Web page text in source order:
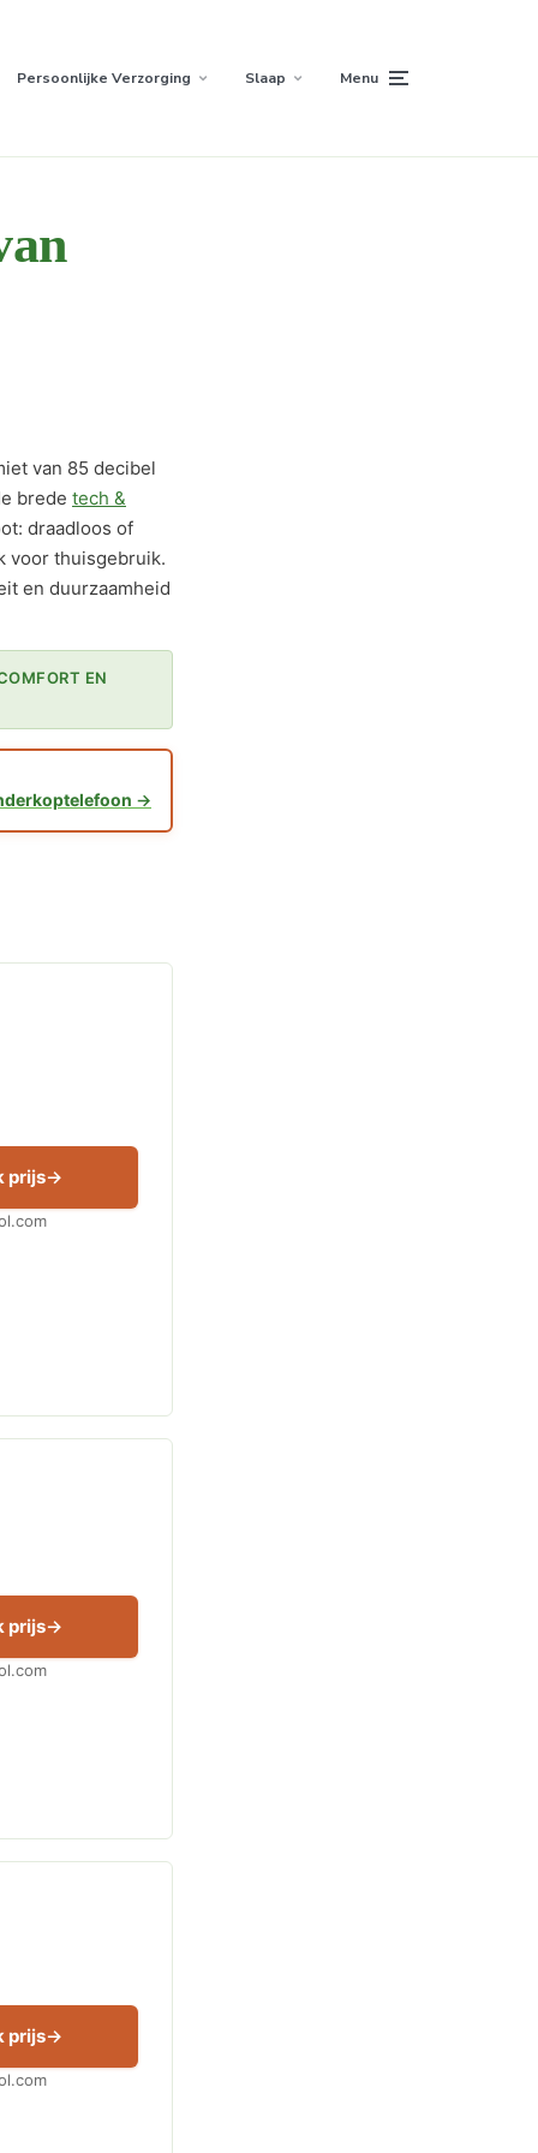
Persoonlijke Verzorging Slaap Menu
van 85 decibel
brede tech &
draadloos of
voor thuisgebruik.
en duurzaamheid
EN
prijs
prijs
prijs